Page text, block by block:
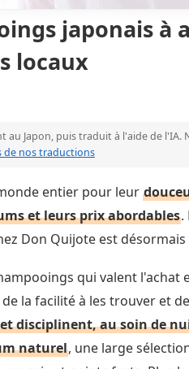
japonais à
locaux
au Japon, puis traduit à l'aide de l'IA.
de nos traductions
entier pour leur
et leurs prix abordables.
Don Quijote est
qui valent l'achat
la facilité à les trouver et
disciplinent, au soin de
naturel, une large